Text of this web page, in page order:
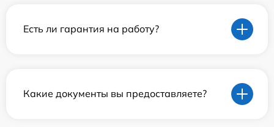
Есть ли гарантия на работу?
Какие документы вы предоставляете?